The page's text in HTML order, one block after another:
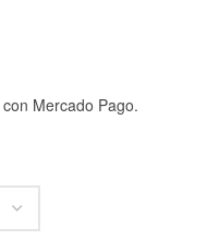
con Mercado Pago.